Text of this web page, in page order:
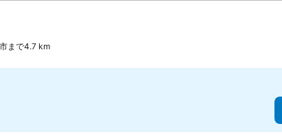
まで4.7 km